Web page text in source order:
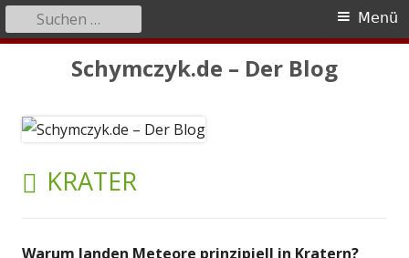
Schymczyk.de – Der Blog
Primäres
Menü
Suchen
nach:
SCHLAGWORT:
KRATER
Warum landen Meteore prinzipiell in Kratern?